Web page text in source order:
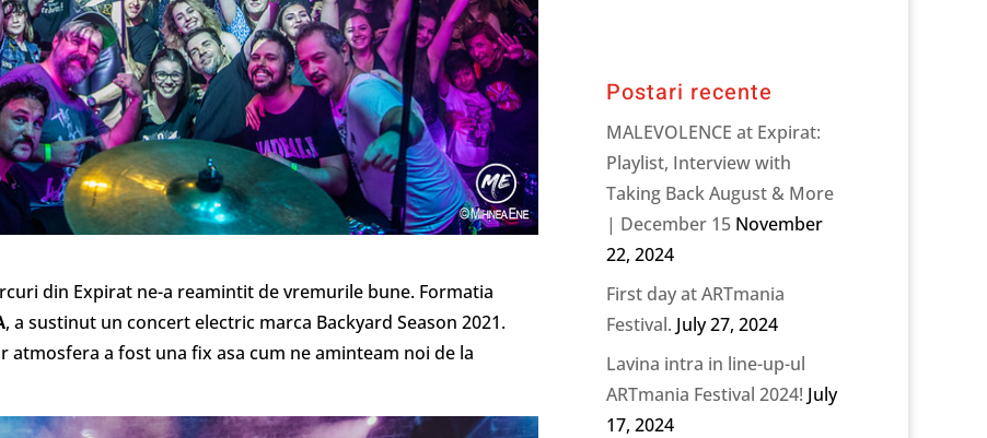
din Expirat ne-a reamintit de vremurile bune. Formatia
, a sustinut un concert electric marca Backyard Season 2021.
atmosfera a fost una fix asa cum ne aminteam noi de la
Postari recente
MALEVOLENCE at Expirat:
Playlist, Interview with
Taking Back August & More
| December 15 November
22, 2024
First day at ARTmania
Festival. July 27, 2024
Lavina intra in line-up-ul
ARTmania Festival 2024! July
17, 2024